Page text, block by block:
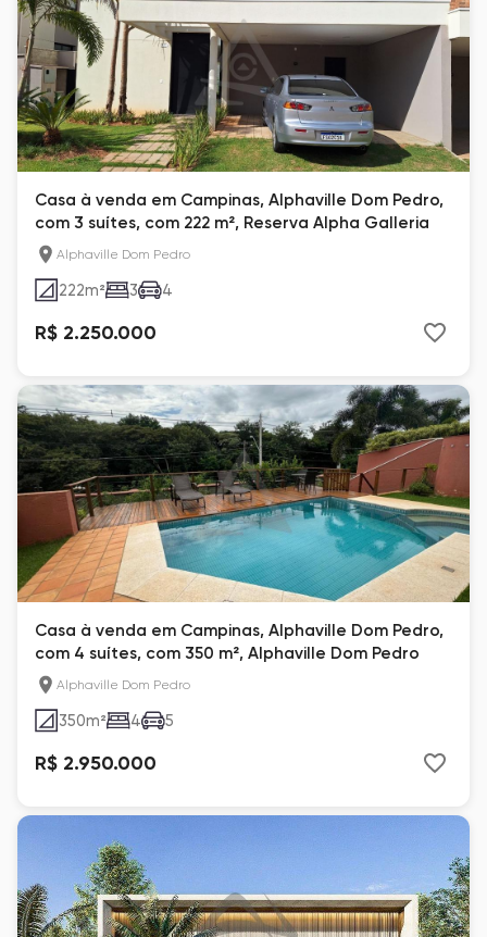
Casa à venda em Campinas, Alphaville Dom Pedro,
com 3 suítes, com 222 m², Reserva Alpha Galleria
Alphaville Dom Pedro
222m² 3 4
R$ 2.250.000
Casa à venda em Campinas, Alphaville Dom Pedro,
com 4 suítes, com 350 m², Alphaville Dom Pedro
Alphaville Dom Pedro
350m² 4 5
R$ 2.950.000